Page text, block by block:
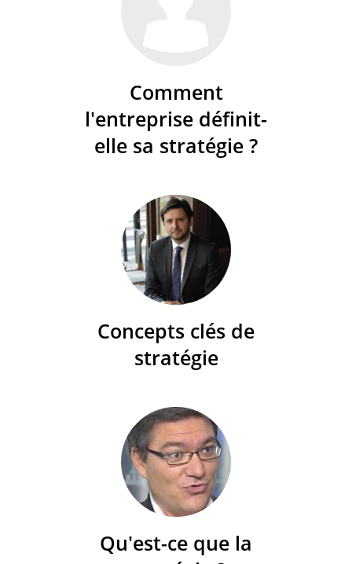
Comment
l'entreprise définit-
elle sa stratégie ?
Concepts clés de
stratégie
Qu'est-ce que la